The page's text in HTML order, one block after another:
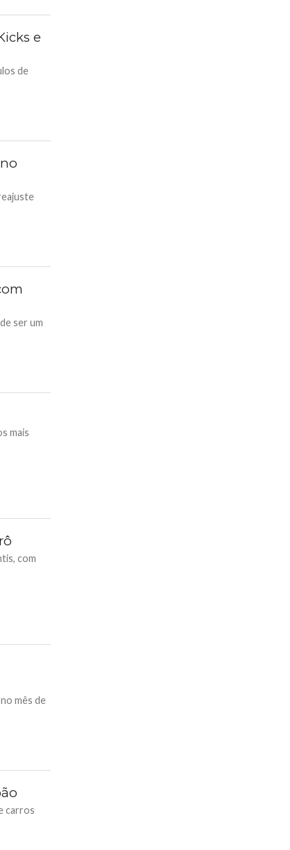
e
de
ser um
mais
com
mês de
carros